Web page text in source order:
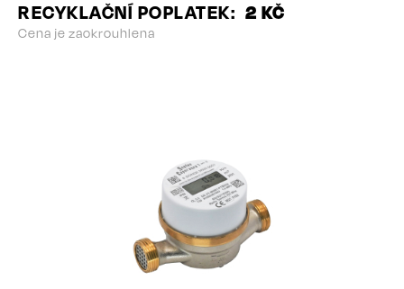
RECYKLAČNÍ POPLATEK 2 KČ
Cena je zaokrouhlena